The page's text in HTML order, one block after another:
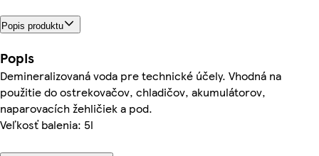
Popis produktu
Popis
Demineralizovaná voda pre technické účely. Vhodná na
použitie do ostrekovačov, chladičov, akumulátorov,
naparovacích žehličiek a pod.
Veľkosť balenia: 5l